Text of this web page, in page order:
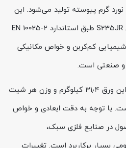
گرم پیوسته تولید می‌شود. این
ورق بر پایه فولاد ساختمانی S235JR طبق استاندارد EN 10025-2
کم‌کربن و خواص مکانیکی
و صنعتی است.
وزن تقریبی هر متر مربع از این ورق ۳۱٫۴ کیلوگرم و وزن هر شیت
کیلوگرم است. با توجه به دقت ابعادی و خواص
در صنایع فلزی سبک،
بسیار پرکاربرد است. تغییرات